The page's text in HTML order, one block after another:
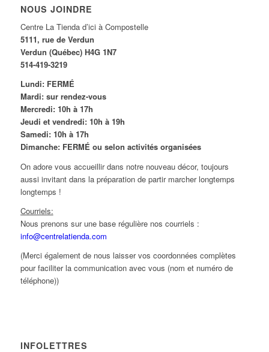
NOUS JOINDRE
Centre La Tienda d’ici à Compostelle
5111, rue de Verdun
Verdun (Québec) H4G 1N7
514-419-3219
Lundi: FERMÉ
Mardi: sur rendez-vous
Mercredi: 10h à 17h
Jeudi et vendredi: 10h à 19h
Samedi: 10h à 17h
Dimanche: FERMÉ ou selon activités organisées
On adore vous accueillir dans notre nouveau décor, toujours
aussi invitant dans la préparation de partir marcher longtemps
longtemps !
Courriels:
Nous prenons sur une base régulière nos courriels :
info@centrelatienda.com
(Merci également de nous laisser vos coordonnées complètes
pour faciliter la communication avec vous (nom et numéro de
téléphone))
INFOLETTRES